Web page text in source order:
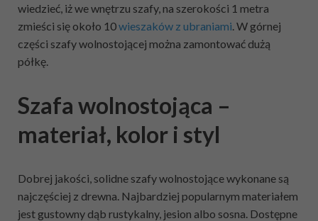
wiedzieć, iż we wnętrzu szafy, na szerokości 1 metra
zmieści się około 10wieszaków z ubraniami. W górnej
części szafy wolnostojącej można zamontować dużą
półkę.
Szafa wolnostojąca –
materiał, kolor i styl
Dobrej jakości, solidne szafy wolnostojące wykonane są
najczęściej z drewna. Najbardziej popularnym materiałem
jest gustowny dąb rustykalny, jesion albo sosna. Dostępne